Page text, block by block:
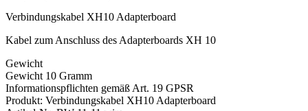
Verbindungskabel XH10 Adapterboard
Kabel zum Anschluss des Adapterboards XH 10
Gewicht
Gewicht 10 Gramm
Informationspflichten gemäß Art. 19 GPSR
Produkt: Verbindungskabel XH10 Adapterboard